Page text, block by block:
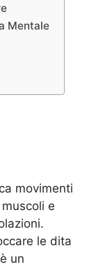
Mentale
movimenti
e
le dita
un